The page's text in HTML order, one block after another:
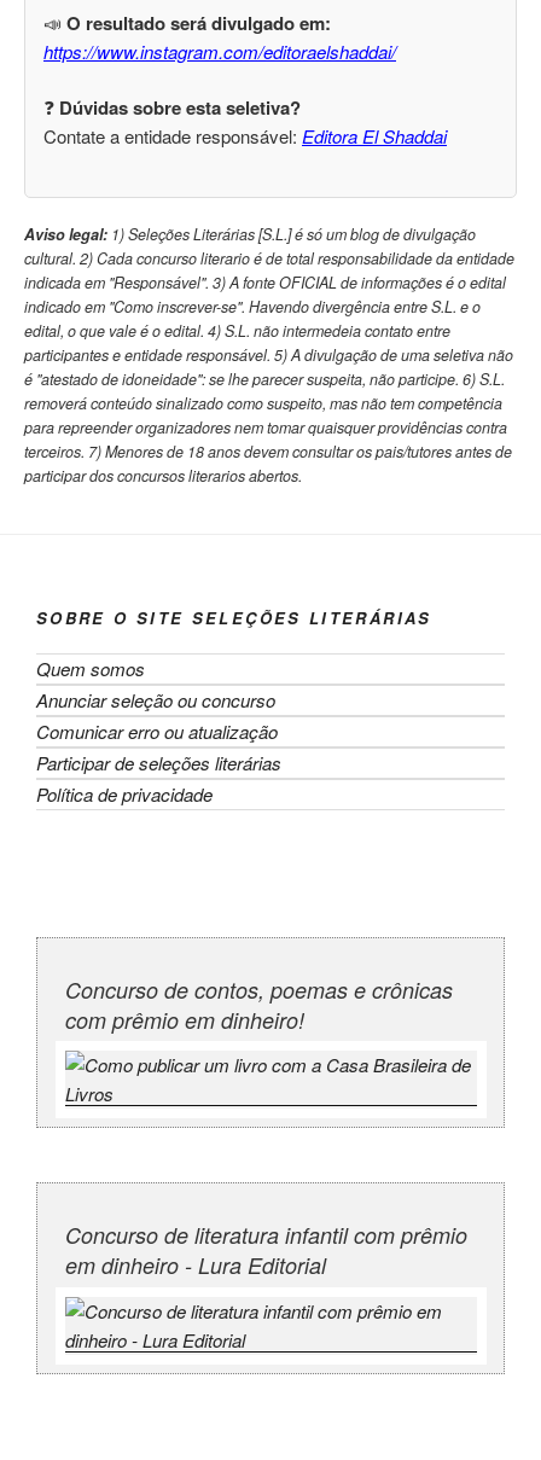
📣 O resultado será divulgado em:
https://www.instagram.com/editoraelshaddai/
❓ Dúvidas sobre esta seletiva?
Contate a entidade responsável: Editora El Shaddai
Aviso legal: 1) Seleções Literárias [S.L.] é só um blog de divulgação
cultural. 2) Cada concurso literario é de total responsabilidade da entidade
indicada em "Responsável". 3) A fonte OFICIAL de informações é o edital
indicado em "Como inscrever-se". Havendo divergência entre S.L. e o
edital, o que vale é o edital. 4) S.L. não intermedeia contato entre
participantes e entidade responsável. 5) A divulgação de uma seletiva não
é "atestado de idoneidade": se lhe parecer suspeita, não participe. 6) S.L.
removerá conteúdo sinalizado como suspeito, mas não tem competência
para repreender organizadores nem tomar quaisquer providências contra
terceiros. 7) Menores de 18 anos devem consultar os pais/tutores antes de
participar dos concursos literarios abertos.
SOBRE O SITE SELEÇÕES LITERÁRIAS
Quem somos
Anunciar seleção ou concurso
Comunicar erro ou atualização
Participar de seleções literárias
Política de privacidade
Concurso de contos, poemas e crônicas
com prêmio em dinheiro!
Concurso de literatura infantil com prêmio
em dinheiro - Lura Editorial